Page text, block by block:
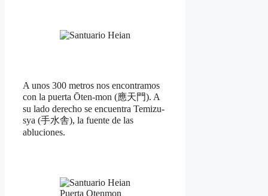
A unos 300 metros nos encontramos
con la puerta Ōten-mon (應天門). A
su lado derecho se encuentra Temizu-
sya (手水舎), la fuente de las
abluciones.
Puerta Otenmon